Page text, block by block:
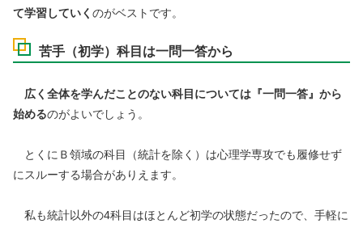
て学習していく のがベストです。
苦手（初学）科目は一問一答から
広く全体を学んだことのない科目については『一問一答』から
始めるのがよいでしょう。
とくにＢ領域の科目（統計を除く）は心理学専攻でも履修せず
にスルーする場合がありえます。
私も統計以外の4科目はほとんど初学の状態だったので、手軽に